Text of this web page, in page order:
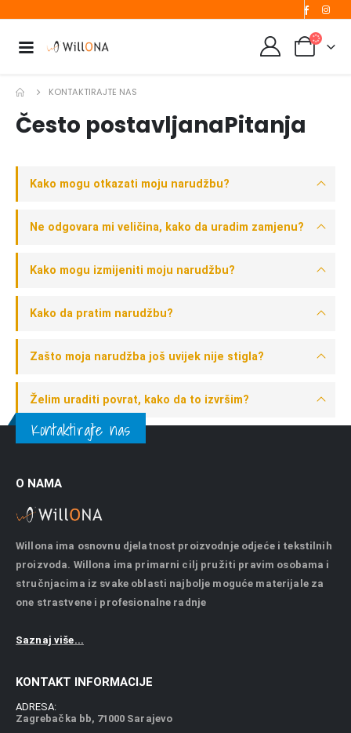
KONTAKTIRAJTE NAS
Često postavljanaPitanja
Kako mogu otkazati moju narudžbu?
Ne odgovara mi veličina, kako da uradim zamjenu?
Kako mogu izmijeniti moju narudžbu?
Kako da pratim narudžbu?
Zašto moja narudžba još uvijek nije stigla?
Želim uraditi povrat, kako da to izvršim?
Kontaktirajte nas
O NAMA
Willona ima osnovnu djelatnost proizvodnje odjeće i tekstilnih
proizvoda. Willona ima primarni cilj pružiti pravim osobama i
stručnjacima iz svake oblasti najbolje moguće materijale za
one strastvene i profesionalne radnje
Saznaj više...
KONTAKT INFORMACIJE
ADRESA:
Zagrebačka bb, 71000 Sarajevo